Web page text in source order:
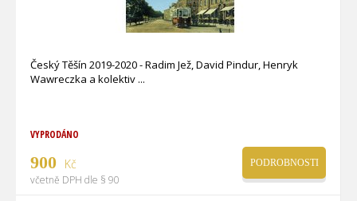
Český Těšín 2019-2020 - Radim Jež, David Pindur, Henryk
Wawreczka a kolektiv
VYPRODÁNO
900 Kč
včetně DPH dle § 90
PODROBNOSTI